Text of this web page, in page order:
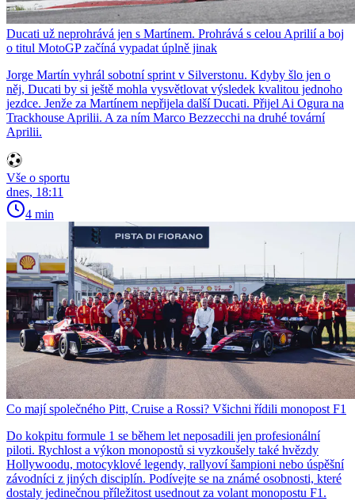
Ducati už neprohrává jen s Martínem. Prohrává s celou Aprilií a boj
o titul MotoGP začíná vypadat úplně jinak
Jorge Martín vyhrál sobotní sprint v Silverstonu. Kdyby šlo jen o
něj, Ducati by si ještě mohla vysvětlovat výsledek kvalitou jednoho
jezdce. Jenže za Martínem nepřijela další Ducati. Přijel Ai Ogura na
Trackhouse Aprilii. A za ním Marco Bezzecchi na druhé tovární
Aprilii.
Vše o sportu
dnes, 18:11
4 min
Co mají společného Pitt, Cruise a Rossi? Všichni řídili monopost F1
Do kokpitu formule 1 se během let neposadili jen profesionální
piloti. Rychlost a výkon monopostů si vyzkoušely také hvězdy
Hollywoodu, motocyklové legendy, rallyoví šampioni nebo úspěšní
závodníci z jiných disciplín. Podívejte se na známé osobnosti, které
dostaly jedinečnou příležitost usednout za volant monopostu F1.